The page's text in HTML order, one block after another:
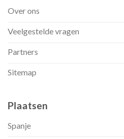
Over ons
Veelgestelde vragen
Partners
Sitemap
Plaatsen
Spanje